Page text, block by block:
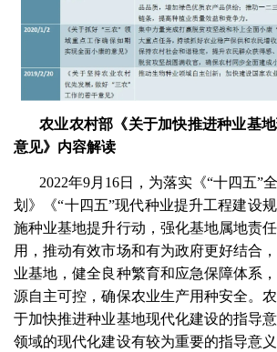
农业农村部《关于加快推进种业基
意见》内容解读
2022年9月16日，为落实《“十四五”
划》《“十四五”现代种业提升工程建设
施种业基地提升行动，强化基地属地责
用，推动有效市场和有为政府更好结合
业基地，健全良种繁育和应急保障体系
源自主可控，确保农业生产用种安全。
于加快推进种业基地现代化建设的指导
领域的现代化建设有较为重要的指导意